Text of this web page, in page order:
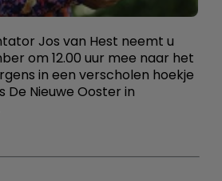
Jos van Hest neemt u
om 12.00 uur mee naar het
in een verscholen hoekje
Nieuwe Ooster in